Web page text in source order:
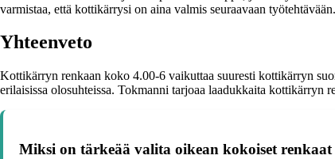
varmistaa, että kottikärrysi on aina valmis seuraavaan
Yhteenveto
Kottikärryn renkaan koko 4.00-6 vaikuttaa suuresti kottikärryn
erilaisissa olosuhteissa. Tokmanni tarjoaa laadukkaita kottikärryn
Miksi on tärkeää valita oikean kokoiset